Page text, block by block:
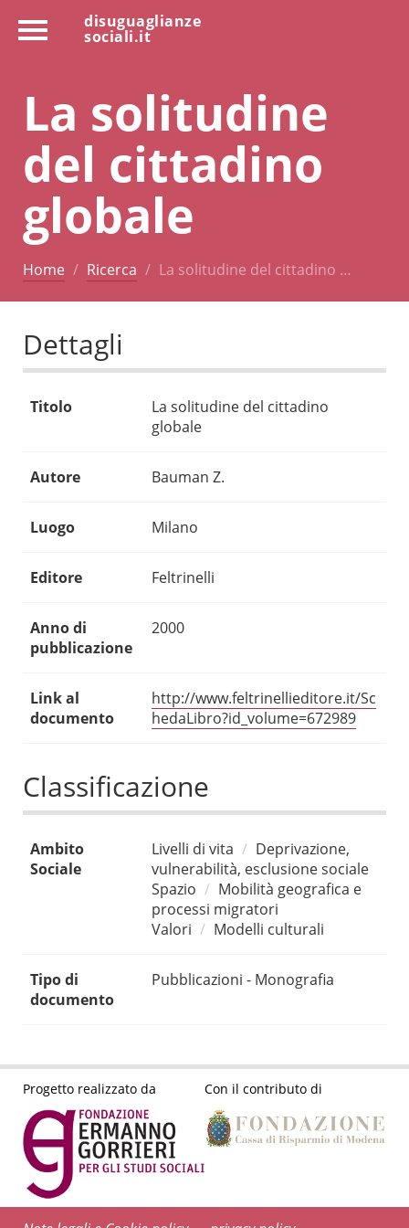
disuguaglianze
sociali.it
La solitudine
del cittadino
globale
Home Ricerca La solitudine del cittadino …
Dettagli
Titolo
La solitudine del cittadino
globale
Autore Bauman Z.
Luogo Milano
Editore Feltrinelli
Anno di
pubblicazione
2000
Link al
documento
http://www.feltrinellieditore.it/Sc
hedaLibro?id_volume=672989
Classificazione
Ambito
Sociale
Livelli di vita
Deprivazione,
vulnerabilità, esclusione sociale
Spazio
Mobilità geografica e
processi migratori
Valori
Modelli culturali
Tipo di
documento
Pubblicazioni - Monografia
Progetto realizzato da Con il contributo di